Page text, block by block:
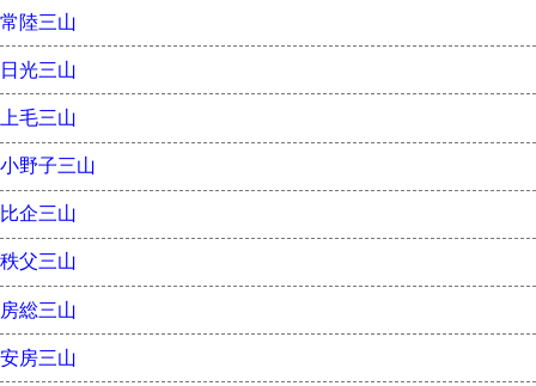
常陸三山
日光三山
上毛三山
小野子三山
比企三山
秩父三山
房総三山
安房三山